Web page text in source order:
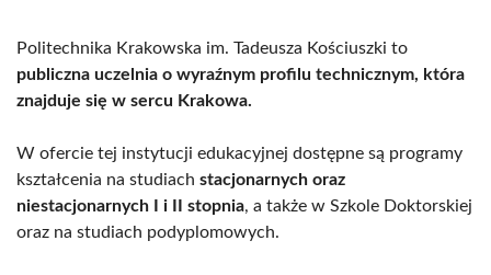
Politechnika Krakowska im. Tadeusza Kościuszki to
publiczna uczelnia o wyraźnym profilu technicznym, która
znajduje się w sercu Krakowa.
W ofercie tej instytucji edukacyjnej dostępne są programy
kształcenia na studiach stacjonarnych oraz
niestacjonarnych I i II stopnia, a także w Szkole Doktorskiej
oraz na studiach podyplomowych.